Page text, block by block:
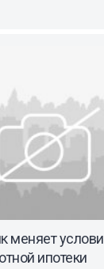
меняет
ипотеки